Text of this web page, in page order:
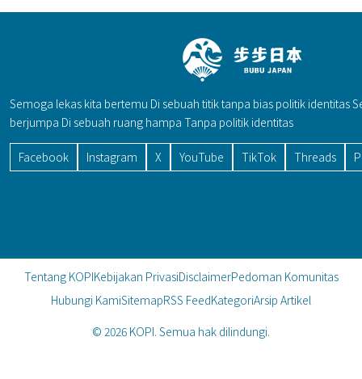
Semoga lekas kita bertemu Di sebuah titik tanpa bias politik identitas
berjumpa Di sebuah ruang hampa Tanpa politik identitas
Facebook Instagram X YouTube TikTok Threads
Tentang KOPIKebijakan PrivasiDisclaimerPedoman Komunitas
Hubungi KamiSitemapRSS FeedKategoriArsip Artikel
© 2026 KOPI. Semua hak dilindungi.